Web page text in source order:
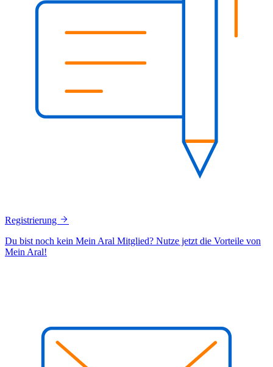
Registrierung
Du bist noch kein Mein Aral Mitglied? Nutze jetzt die Vorteile von
Mein Aral!